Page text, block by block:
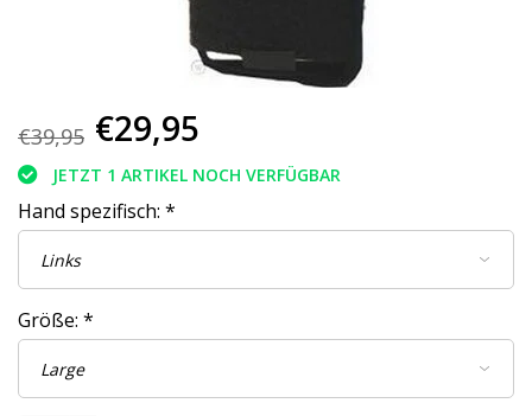
€39,95 €29,95
JETZT 1 ARTIKEL NOCH VERFÜGBAR
Hand spezifisch: *
Größe: *